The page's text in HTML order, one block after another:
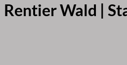
Rentier Wald |